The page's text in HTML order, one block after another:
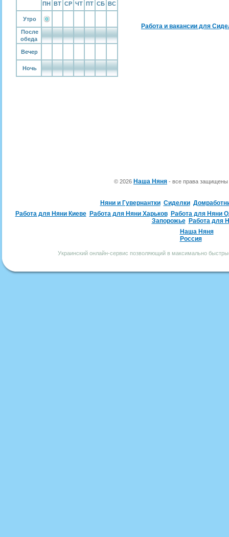
ПН ВТ СР ЧТ ПТ СБ ВС
Утро
После
обеда
Вечер
Ночь
Работа и вакансии для
© 2026 Наша Няня - все права
Няни и Гувернантки Сиделки
Работа для Няни Киеве
Работа для Няни Харьков
Работа для Няни
Запорожье
Работа для
Наша Няня
Россия
Украинский онлайн-сервис позволяющий в максимально